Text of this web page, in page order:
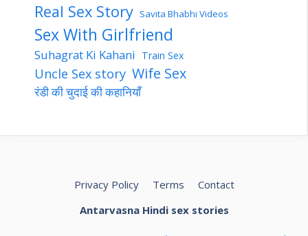
Real Sex Story Savita Bhabhi Videos
Sex With Girlfriend
Suhagrat Ki Kahani Train Sex
Uncle Sex story Wife Sex
रंडी की चुदाई की कहानियाँ
Privacy Policy Terms
Contact
Antarvasna Hindi sex stories